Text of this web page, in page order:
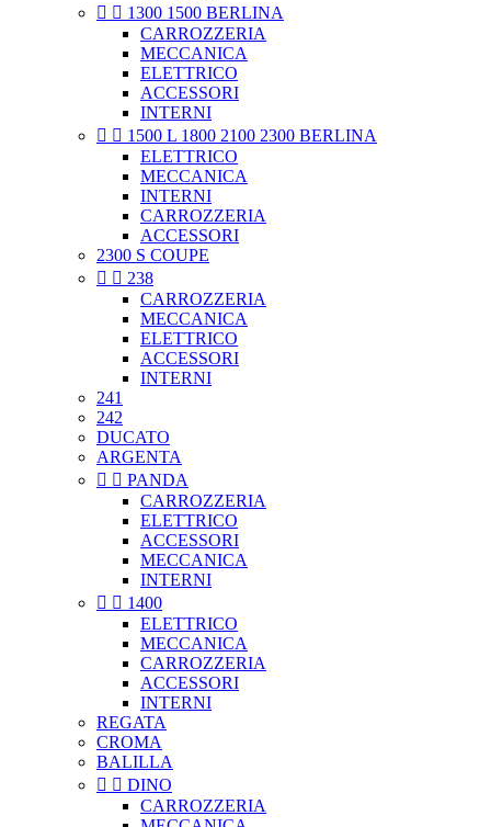
  1300 1500 BERLINA
CARROZZERIA
MECCANICA
ELETTRICO
ACCESSORI
INTERNI
  1500 L 1800 2100 2300 BERLINA
ELETTRICO
MECCANICA
INTERNI
CARROZZERIA
ACCESSORI
2300 S COUPE
  238
CARROZZERIA
MECCANICA
ELETTRICO
ACCESSORI
INTERNI
241
242
DUCATO
ARGENTA
  PANDA
CARROZZERIA
ELETTRICO
ACCESSORI
MECCANICA
INTERNI
  1400
ELETTRICO
MECCANICA
CARROZZERIA
ACCESSORI
INTERNI
REGATA
CROMA
BALILLA
  DINO
CARROZZERIA